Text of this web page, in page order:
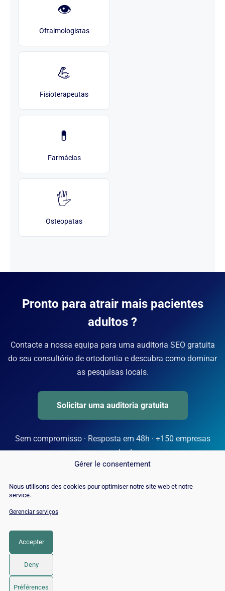
Gérer le consentement
Nous utilisons des cookies pour optimiser notre site web et notre
service.
Gerenciar serviços
Accepter
Deny
Préférences
👁️
Oftalmologistas
💪
Fisioterapeutas
💊
Farmácias
🖐️
Osteopatas
Pronto para atrair mais pacientes
adultos ?
Contacte a nossa equipa para uma auditoria SEO gratuita
do seu consultório de ortodontia e descubra como dominar
as pesquisas locais.
Solicitar uma auditoria gratuita
Sem compromisso · Resposta em 48h · +150 empresas
acompanhadas